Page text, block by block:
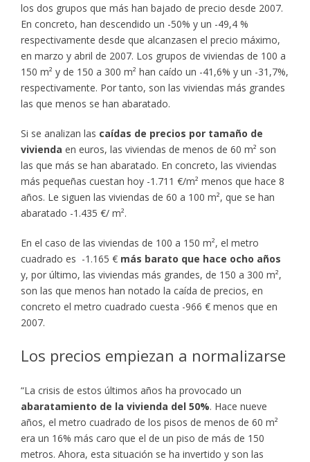
los dos grupos que más han bajado de precio desde 2007.
En concreto, han descendido un -50% y un -49,4 %
respectivamente desde que alcanzasen el precio máximo,
en marzo y abril de 2007. Los grupos de viviendas de 100 a
150 m² y de 150 a 300 m² han caído un -41,6% y un -31,7%,
respectivamente. Por tanto, son las viviendas más grandes
las que menos se han abaratado.
Si se analizan las caídas de precios por tamaño de
vivienda en euros, las viviendas de menos de 60 m² son
las que más se han abaratado. En concreto, las viviendas
más pequeñas cuestan hoy -1.711 €/m² menos que hace 8
años. Le siguen las viviendas de 60 a 100 m², que se han
abaratado -1.435 €/ m².
En el caso de las viviendas de 100 a 150 m², el metro
cuadrado es -1.165 € más barato que hace ocho años
y, por último, las viviendas más grandes, de 150 a 300 m²,
son las que menos han notado la caída de precios, en
concreto el metro cuadrado cuesta -966 € menos que en
2007.
Los precios empiezan a normalizarse
“La crisis de estos últimos años ha provocado un
abaratamiento de la vivienda del 50%. Hace nueve
años, el metro cuadrado de los pisos de menos de 60 m²
era un 16% más caro que el de un piso de más de 150
metros. Ahora, esta situación se ha invertido y son las